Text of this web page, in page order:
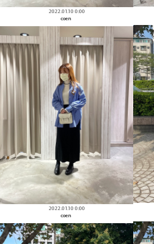
2022.01.10 0:00
coen
2022.01.10 0:00
coen